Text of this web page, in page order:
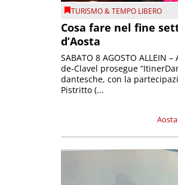
TURISMO & TEMPO LIBERO
Cosa fare nel fine
d’Aosta
Aosta
SABATO 8 AGOSTO ALLEIN
de-Clavel prosegue
dantesche, con la
Pistritto (...